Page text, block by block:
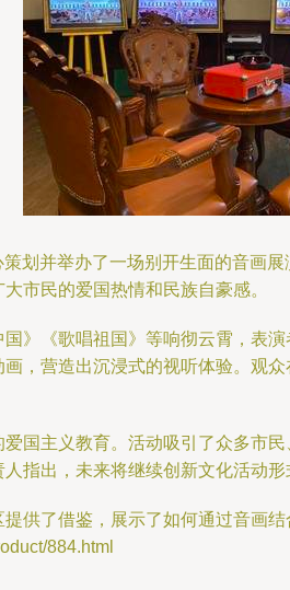
划并举办了一场别开生面的音画
市民的爱国热情和民族自豪感。
》《歌唱祖国》等响彻云霄，表
，营造出沉浸式的视听体验。观
国主义教育。活动吸引了众多市
指出，未来将继续创新文化活动
供了借鉴，展示了如何通过音画
884.html